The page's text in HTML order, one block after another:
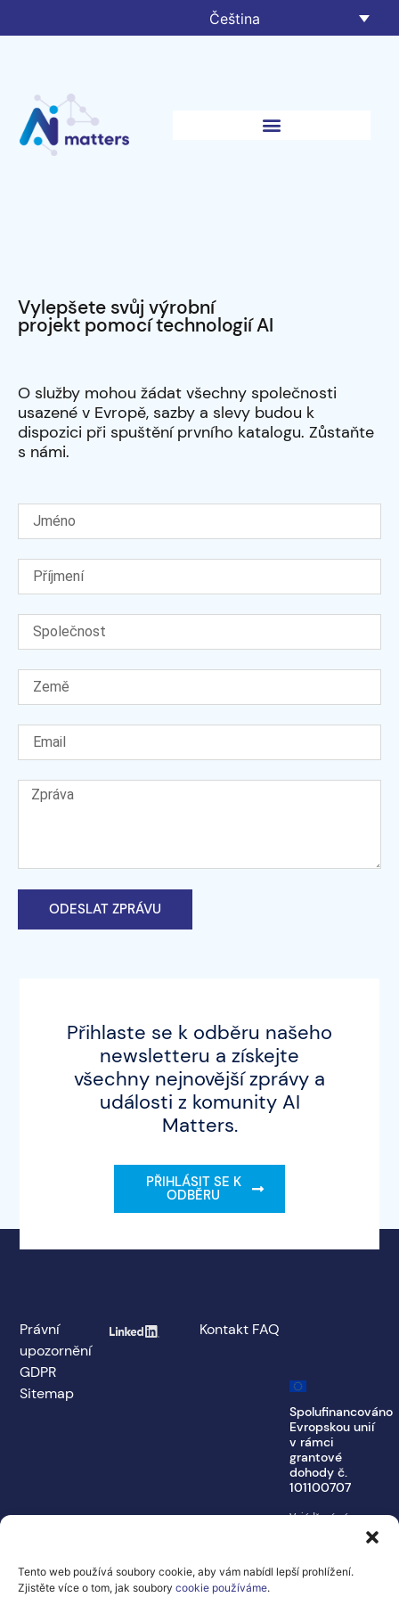
Tento web používá soubory cookie, aby vám nabídl lepší prohlížení.
Zjistěte více o tom, jak soubory cookie používáme.
Čeština
Vylepšete svůj výrobní
projekt pomocí technologií AI
O služby mohou žádat všechny společnosti
usazené v Evropě, sazby a slevy budou k
dispozici při spuštění prvního katalogu. Zůstaňte
s námi.
ODESLAT ZPRÁVU
Přihlaste se k odběru našeho
newsletteru a získejte
všechny nejnovější zprávy a
události z komunity AI
Matters.
PŘIHLÁSIT SE K
ODBĚRU
Kontakt FAQ
Právní
upozornění
GDPR
Sitemap
Spolufinancováno
Evropskou unií
v rámci
grantové
dohody č.
101100707
Vyjádřené názory a
výhradně názory a
(autorů) a nemusí